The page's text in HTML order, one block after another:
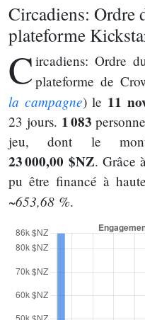
Circadiens: Ordre
plateforme
Circadiens: Ordre
plateforme de
la campagne) le 11
23 jours. 1 083
jeu, dont le
23 000,00 $NZ. Grâce
pu être financé à
~653,68 %.